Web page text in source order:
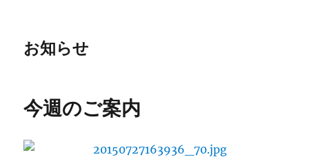
お知らせ
今週のご案内